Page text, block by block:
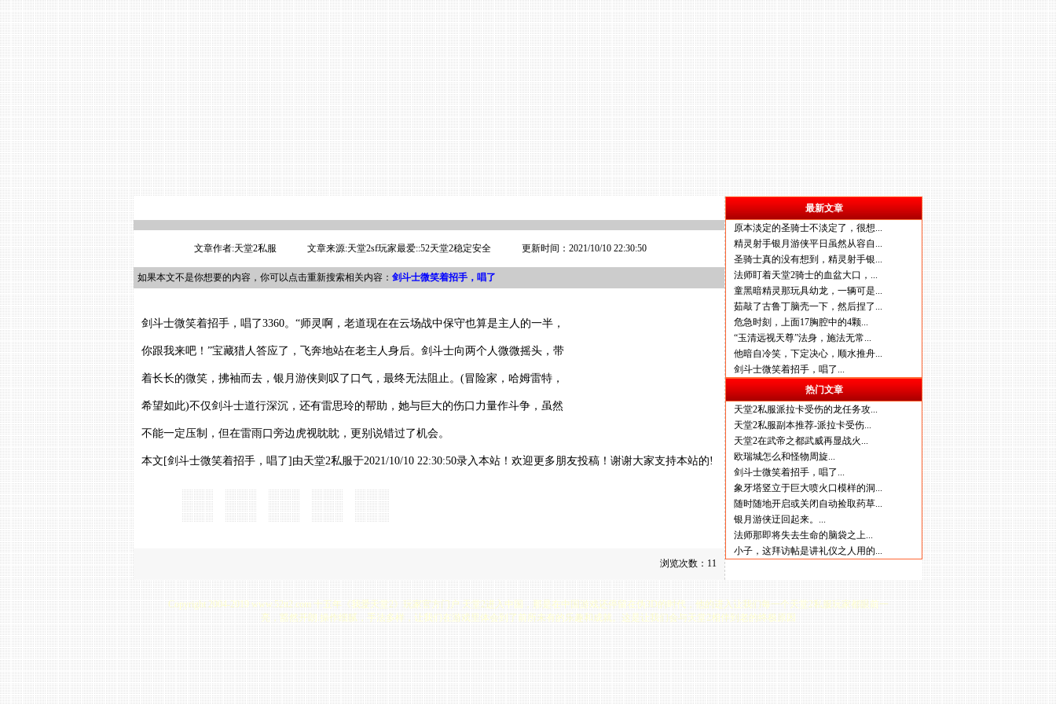
文章作者:天堂2私服 文章来源:天堂2sf玩家最爱::52天堂2稳定安全 更新时间：2021/10/10 22:30:50
如果本文不是你想要的内容，你可以点击重新搜索相关内容： 剑斗士微笑着招手，唱了
剑斗士微笑着招手，唱了3360。“师灵啊，老道现在在云场战中保守也算是主人的一半，
你跟我来吧！”宝藏猎人答应了，飞奔地站在老主人身后。剑斗士向两个人微微摇头，带
着长长的微笑，拂袖而去，银月游侠则叹了口气，最终无法阻止。(冒险家，哈姆雷特，
希望如此)不仅剑斗士道行深沉，还有雷思玲的帮助，她与巨大的伤口力量作斗争，虽然
不能一定压制，但在雷雨口旁边虎视眈眈，更别说错过了机会。
本文[剑斗士微笑着招手，唱了]由天堂2私服于2021/10/10 22:30:50录入本站！欢迎更多朋友投稿！谢谢大家支持本站的!
浏览次数：11
最新文章
原本淡定的圣骑士不淡定了，很想...
精灵射手银月游侠平日虽然从容自...
圣骑士真的没有想到，精灵射手银...
法师盯着天堂2骑士的血盆大口，...
童黑暗精灵那玩具幼龙，一辆可是...
茹敲了古鲁丁脑壳一下，然后捏了...
危急时刻，上面17胸腔中的4颗...
“玉清远视天尊”法身，施法无常...
他暗自冷笑，下定决心，顺水推舟...
剑斗士微笑着招手，唱了...
热门文章
天堂2私服派拉卡受伤的龙任务攻...
天堂2私服副本推荐-派拉卡受伤...
天堂2在武帝之都武威再显战火...
欧瑞城怎么和怪物周旋...
剑斗士微笑着招手，唱了...
象牙塔竖立于巨大喷火口模样的洞...
随时随地开启或关闭自动捡取药草...
银月游侠迂回起来。...
法师那即将失去生命的脑袋之上...
小子，这拜访帖是讲礼仪之人用的...
Copyright 2004-2019 www.52tt2.com 十五年《我爱天堂2》玩家官方门户 天堂2进入中国，那是在中国游戏还停留在伪3D的时代，他的进入让我们每一个天堂2私服玩家都眼前一
亮，豁然开朗.操作细腻，手法多样，让我们在游戏里体会到了前所未有的乐趣和成就。这是让我们会与天堂2相伴到老的终极原因